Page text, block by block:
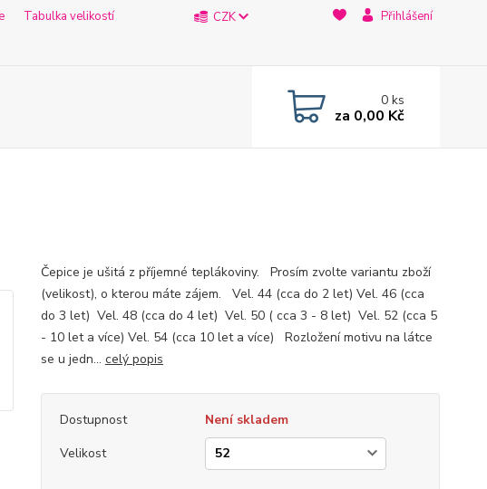
Tabulka velikostí
CZK Přihlášení
0ks
za 0,00 Kč
Čepice je ušitá z příjemné teplákoviny. Prosím zvolte variantu zboží
(velikost), o kterou máte zájem. Vel. 44 (cca do 2 let) Vel. 46 (cca
do 3 let) Vel. 48 (cca do 4 let) Vel. 50 ( cca 3 - 8 let) Vel. 52 (cca 5
- 10 let a více) Vel. 54 (cca 10 let a více) Rozložení motivu na látce
se u jedn... celý popis
Dostupnost
Není skladem
Velikost